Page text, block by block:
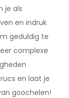
je als
en indruk
geduldig te
complexe
en laat je
goochelen!